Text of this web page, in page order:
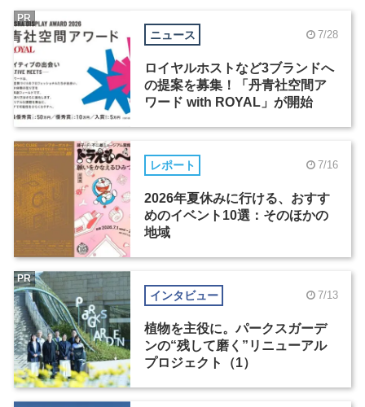
ニュース 7/28
ロイヤルホストなど3ブランドへ
の提案を募集！「丹青社空間ア
ワード with ROYAL」が開始
PR
レポート 7/16
2026年夏休みに行ける、おすす
めのイベント10選：そのほかの
地域
インタビュー 7/13
植物を主役に。パークスガーデ
ンの“残して磨く”リニューアル
プロジェクト（1）
PR